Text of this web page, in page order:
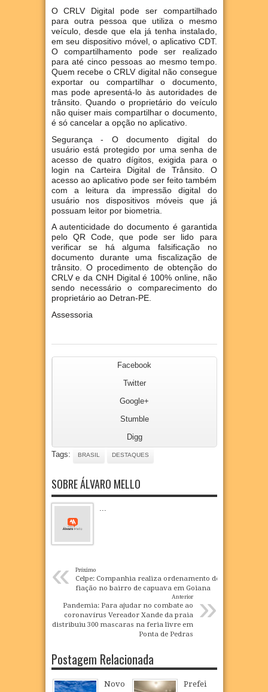
O CRLV Digital pode ser compartilhado
para outra pessoa que utiliza o mesmo
veículo, desde que ela já tenha instalado,
em seu dispositivo móvel, o aplicativo CDT.
O compartilhamento pode ser realizado
para até cinco pessoas ao mesmo tempo.
Quem recebe o CRLV digital não consegue
exportar ou compartilhar o documento,
mas pode apresentá-lo às autoridades de
trânsito. Quando o proprietário do veículo
não quiser mais compartilhar o documento,
é só cancelar a opção no aplicativo.
Segurança - O documento digital do
usuário está protegido por uma senha de
acesso de quatro dígitos, exigida para o
login na Carteira Digital de Trânsito. O
acesso ao aplicativo pode ser feito também
com a leitura da impressão digital do
usuário nos dispositivos móveis que já
possuam leitor por biometria.
A autenticidade do documento é garantida
pelo QR Code, que pode ser lido para
verificar se há alguma falsificação no
documento durante uma fiscalização de
trânsito. O procedimento de obtenção do
CRLV e da CNH Digital é 100% online, não
sendo necessário o comparecimento do
proprietário ao Detran-PE.
Assessoria
Facebook
Twitter
Google+
Stumble
Digg
Tags:
BRASIL DESTAQUES
SOBRE ÁLVARO MELLO
« Próximo
Celpe: Companhia realiza ordenamento de
fiação no bairro de capuava em Goiana
»
Anterior
Pandemia: Para ajudar no combate ao
coronavírus Vereador Xande da praia
distribuiu 300 mascaras na feria livre em
Ponta de Pedras
Postagem Relacionada
Novo
Prefei